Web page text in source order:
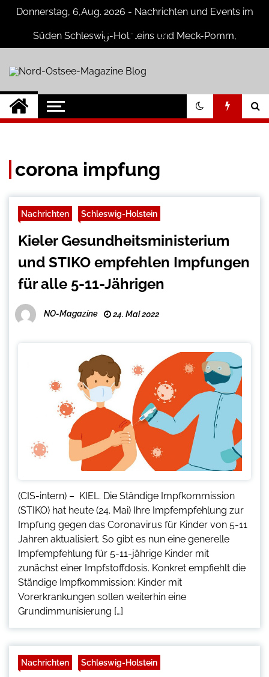
SkipDonnerstag, 6,Aug. 2026 - Nachrichten und Events im
Süden Schleswig-Holsteins und Meck-Pomm,
Nord-Ostsee-
Magazine Blog
Der Blog der Nord-Ostsee Magazine
corona impfung
Nachrichten Schleswig-Holstein
Kieler Gesundheitsministerium
und STIKO empfehlen Impfungen
für alle 5-11-Jährigen
NO-Magazine 24. Mai 2022
(CIS-intern) – KIEL. Die Ständige Impfkommission
(STIKO) hat heute (24. Mai) Ihre Impfempfehlung zur
Impfung gegen das Coronavirus für Kinder von 5-11
Jahren aktualisiert. So gibt es nun eine generelle
Impfempfehlung für 5-11-jährige Kinder mit
zunächst einer Impfstoffdosis. Konkret empfiehlt die
Ständige Impfkommission: Kinder mit
Vorerkrankungen sollen weiterhin eine
Grundimmunisierung […]
Nachrichten Schleswig-Holstein